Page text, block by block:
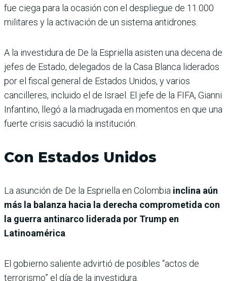
fue ciega para la ocasión con el despliegue de 11.000
militares y la activación de un sistema antidrones.
A la investidura de De la Espriella asisten una decena de
jefes de Estado, delegados de la Casa Blanca liderados
por el fiscal general de Estados Unidos, y varios
cancilleres, incluido el de Israel. El jefe de la FIFA, Gianni
Infantino, llegó a la madrugada en momentos en que una
fuerte crisis sacudió la institución.
Con Estados Unidos
La asunción de De la Espriella en Colombia inclina aún
más la balanza hacia la derecha comprometida con
la guerra antinarco liderada por Trump en
Latinoamérica
El gobierno saliente advirtió de posibles “actos de
terrorismo” el día de la investidura.